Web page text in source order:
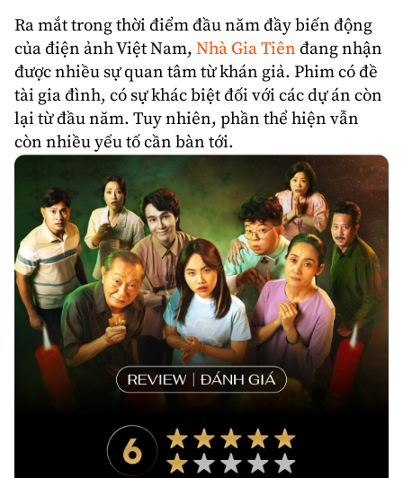
Ra mắt trong thời điểm đầu năm đầy biến động
của điện ảnhViệt Nam, Nhà Gia Tiên đang nhận
được nhiều sự quan tâm từ khán giả. Phim có đề
tài gia đình, có sự khác biệt đối với các dự án còn
lại từ đầu năm. Tuy nhiên, phần thể hiện vẫn
còn nhiều yếu tố cần bàn tới.